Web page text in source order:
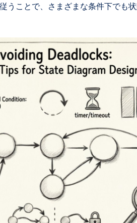
うことで、さまざまな条件下でも